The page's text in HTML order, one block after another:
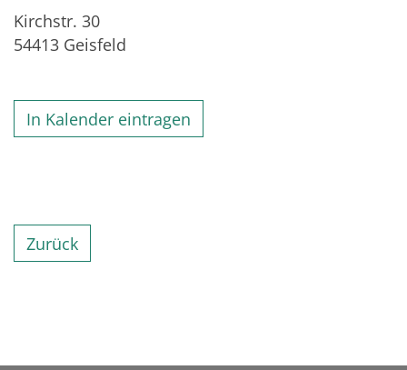
Kirchstr. 30
54413 Geisfeld
In Kalender eintragen
Zurück